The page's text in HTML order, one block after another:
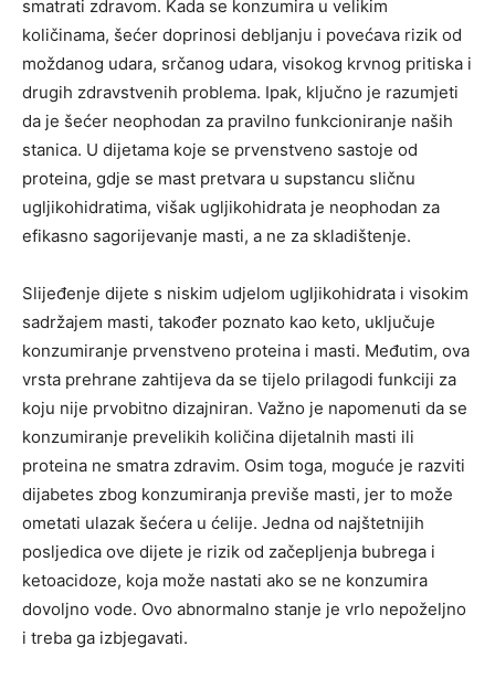
smatrati zdravom. Kada se konzumira u velikim
količinama, šećer doprinosi debljanju i povećava rizik od
moždanog udara, srčanog udara, visokog krvnog pritiska i
drugih zdravstvenih problema. Ipak, ključno je razumjeti
da je šećer neophodan za pravilno funkcioniranje naših
stanica. U dijetama koje se prvenstveno sastoje od
proteina, gdje se mast pretvara u supstancu sličnu
ugljikohidratima, višak ugljikohidrata je neophodan za
efikasno sagorijevanje masti, a ne za skladištenje.
Slijeđenje dijete s niskim udjelom ugljikohidrata i visokim
sadržajem masti, također poznato kao keto, uključuje
konzumiranje prvenstveno proteina i masti. Međutim, ova
vrsta prehrane zahtijeva da se tijelo prilagodi funkciji za
koju nije prvobitno dizajniran. Važno je napomenuti da se
konzumiranje prevelikih količina dijetalnih masti ili
proteina ne smatra zdravim. Osim toga, moguće je razviti
dijabetes zbog konzumiranja previše masti, jer to može
ometati ulazak šećera u ćelije. Jedna od najštetnijih
posljedica ove dijete je rizik od začepljenja bubrega i
ketoacidoze, koja može nastati ako se ne konzumira
dovoljno vode. Ovo abnormalno stanje je vrlo nepoželjno
i treba ga izbjegavati.